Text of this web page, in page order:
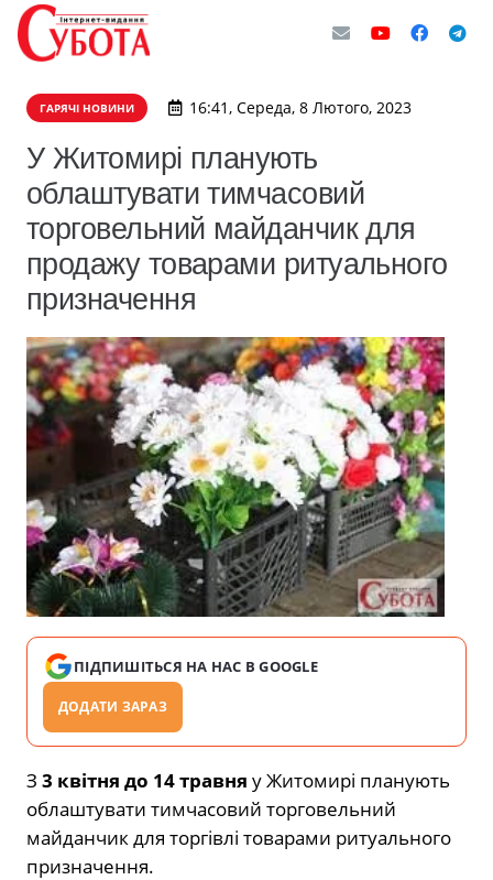
ГАРЯЧІ НОВИНИ 16:41, Середа, 8 Лютого, 2023
У Житомирі планують
облаштувати тимчасовий
торговельний майданчик для
продажу товарами ритуального
призначення
ПІДПИШІТЬСЯ НА НАС В GOOGLE
ДОДАТИ ЗАРАЗ
З 3 квітня до 14 травня у Житомирі планують
облаштувати тимчасовий торговельний
майданчик для торгівлі товарами ритуального
призначення.